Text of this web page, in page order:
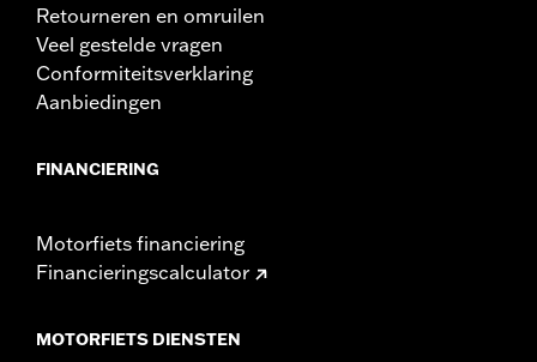
Retourneren en omruilen
Veel gestelde vragen
Conformiteitsverklaring
Aanbiedingen
FINANCIERING
Motorfiets financiering
Financieringscalculator
MOTORFIETS DIENSTEN